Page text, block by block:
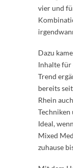
vier und
Dazu
Inhalte für
Trend
bereits
Rhein
Techniken
Ideal,
Mixed
zuhause